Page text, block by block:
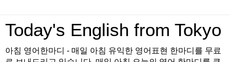
Today's English from Tokyo
아침 영어한마디 - 매일 아침 유익한 영어표현 한마디를 무료